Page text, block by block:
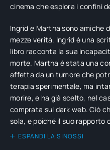
cinema che esplora i confini
Ingrid e Martha sono amiche
mezze verità. Ingrid è una
libro racconta la sua
morte. Martha è stata una
affetta da un tumore che
terapia sperimentale, ma
morire, e ha già scelto, nel
comprata sul dark web. Ciò
sola, e poiché il suo rapporto
irrimediabilmente
ESPANDI LA SINOSSI